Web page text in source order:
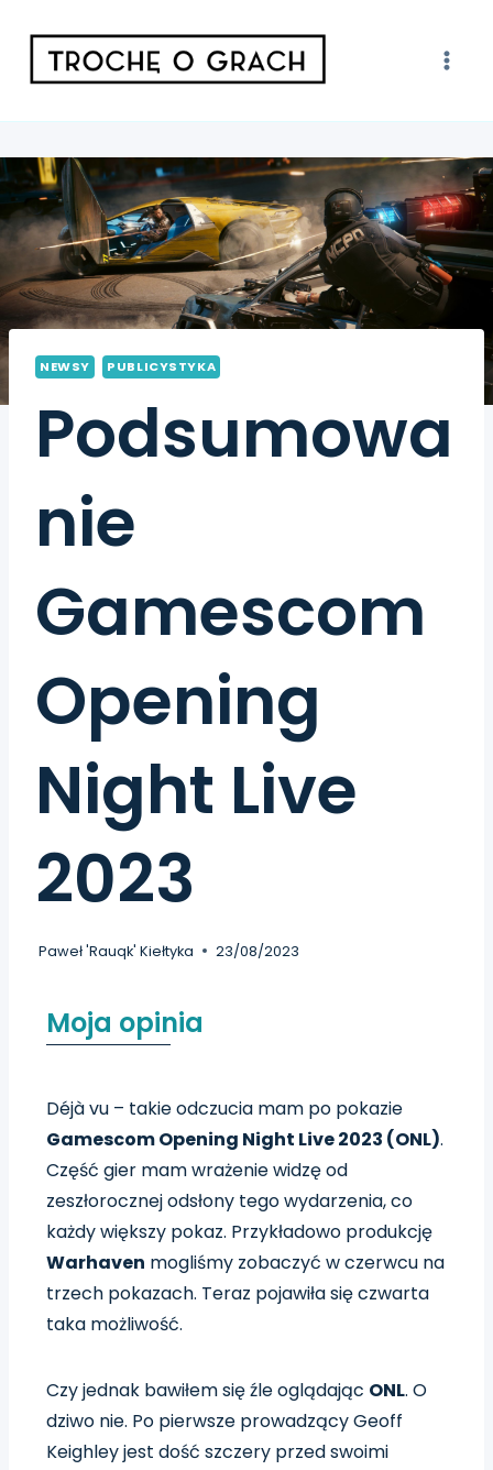
NEWSY PUBLICYSTYKA
Podsumowa
nie
Gamescom
Opening
Night Live
2023
Paweł 'Rauqk' Kiełtyka 23/08/2023
Moja opinia
Déjà vu – takie odczucia mam po pokazie
Gamescom Opening Night Live 2023 (ONL).
Część gier mam wrażenie widzę od
zeszłorocznej odsłony tego wydarzenia, co
każdy większy pokaz. Przykładowo produkcję
Warhaven mogliśmy zobaczyć w czerwcu na
trzech pokazach. Teraz pojawiła się czwarta
taka możliwość.
Czy jednak bawiłem się źle oglądając ONL. O
dziwo nie. Po pierwsze prowadzący Geoff
Keighley jest dość szczery przed swoimi